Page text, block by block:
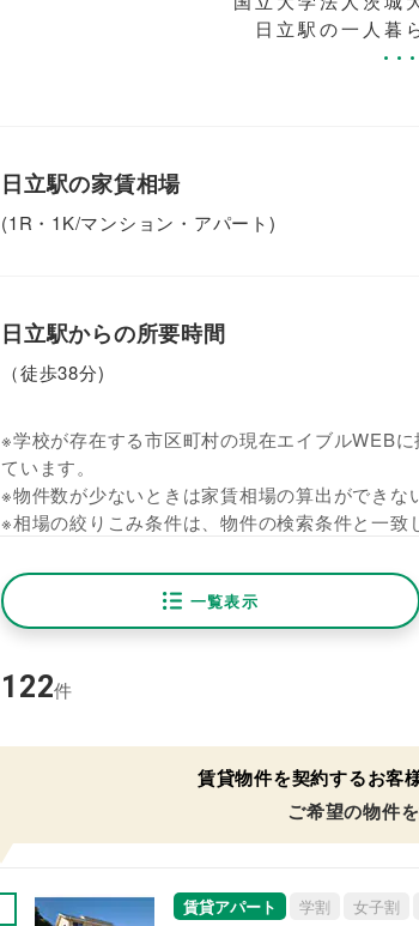
日立駅の一人暮
日立駅の家賃相場
(1R・1K/マンション・アパート)
日立駅からの所要時間
（徒歩38分)
※学校が存在する市区町村の現在エイブルWEB
ています。
※物件数が少ないときは家賃相場の算出ができな
※相場の絞りこみ条件は、物件の検索条件と一致
一覧表示
122件
賃貸物件を契約するお客
ご希望の物件
賃貸アパート 学割 女子割